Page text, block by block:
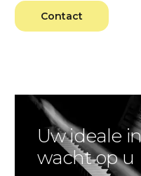
Contact
Uw ideale
wacht op u